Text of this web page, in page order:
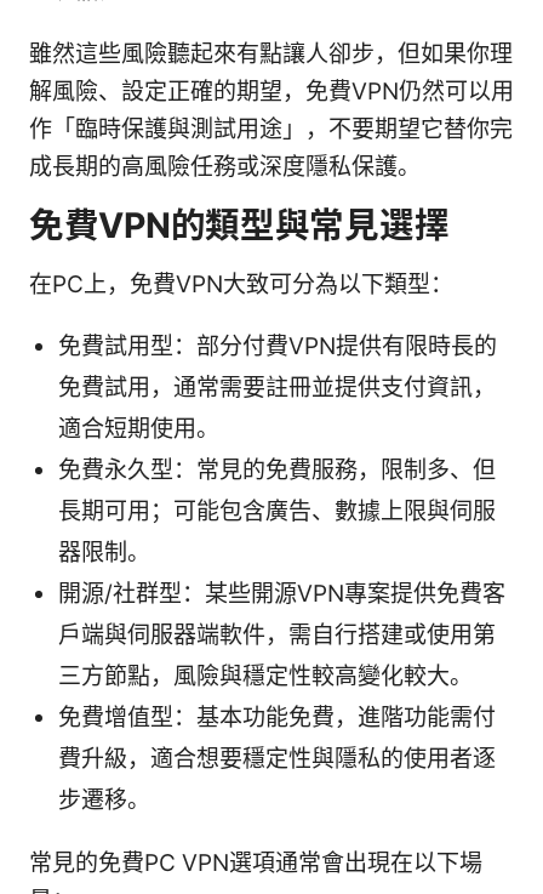
雖然這些風險聽起來有點讓人卻步，但如果你理
解風險、設定正確的期望，免費VPN仍然可以用
作「臨時保護與測試用途」，不要期望它替你完
成長期的高風險任務或深度隱私保護。
免費VPN的類型與常見選擇
在PC上，免費VPN大致可分為以下類型：
免費試用型：部分付費VPN提供有限時長的
免費試用，通常需要註冊並提供支付資訊，
適合短期使用。
免費永久型：常見的免費服務，限制多、但
長期可用；可能包含廣告、數據上限與伺服
器限制。
開源/社群型：某些開源VPN專案提供免費客
戶端與伺服器端軟件，需自行搭建或使用第
三方節點，風險與穩定性較高變化較大。
免費增值型：基本功能免費，進階功能需付
費升級，適合想要穩定性與隱私的使用者逐
步遷移。
常見的免費PC VPN選項通常會出現在以下場